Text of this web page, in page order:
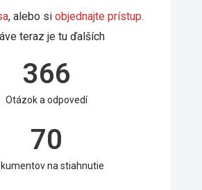
, alebo si objednajte prístup.
teraz je tu ďalších
Otázok a odpovedí
366
na stiahnutie
70